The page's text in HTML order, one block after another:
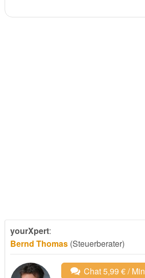
yourXpert:
Bernd Thomas(Steuerberater)
Chat 5,99 € / Min